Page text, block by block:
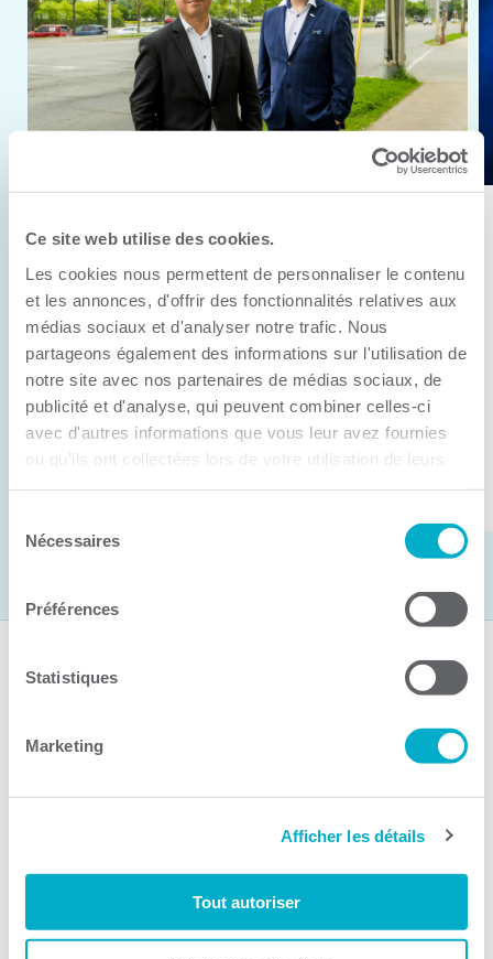
Ce site web utilise des cookies.
Les cookies nous permettent de personnaliser le contenu
et les annonces, d'offrir des fonctionnalités relatives aux
médias sociaux et d'analyser notre trafic. Nous
partageons également des informations sur l'utilisation de
notre site avec nos partenaires de médias sociaux, de
publicité et d'analyse, qui peuvent combiner celles-ci
avec d'autres informations que vous leur avez fournies
ou qu'ils ont collectées lors de votre utilisation de leurs
Nécessaires
Préférences
Statistiques
Marketing
Afficher les détails
Tout autoriser
Anick Métivier devient le nouveau
président de la CCI3R
C’est lors de son assemblée générale annuelle
tenue hier que la Chambre de commerce et
d’industries de ...
Suivez-nous
Gala Radisson